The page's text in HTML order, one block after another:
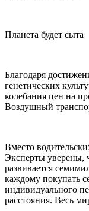
Планета будет сыта
Благодаря
генетических
колебания цен на
Воздушный
Вместо
Эксперты уверены,
развивается
каждому покупать
индивидуального
расстояния. Весь